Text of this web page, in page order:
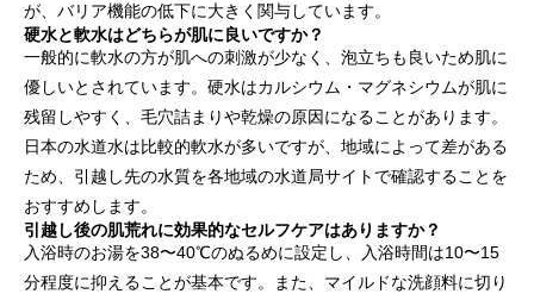
が、バリア機能の低下に大きく関与しています。
硬水と軟水はどちらが肌に良いですか？
一般的に軟水の方が肌への刺激が少なく、泡立ちも良いため肌に
優しいとされています。硬水はカルシウム・マグネシウムが肌に
残留しやすく、毛穴詰まりや乾燥の原因になることがあります。
日本の水道水は比較的軟水が多いですが、地域によって差がある
ため、引越し先の水質を各地域の水道局サイトで確認することを
おすすめします。
引越し後の肌荒れに効果的なセルフケアはありますか？
入浴時のお湯を38〜40℃のぬるめに設定し、入浴時間は10〜15
分程度に抑えることが基本です。また、マイルドな洗顔料に切り